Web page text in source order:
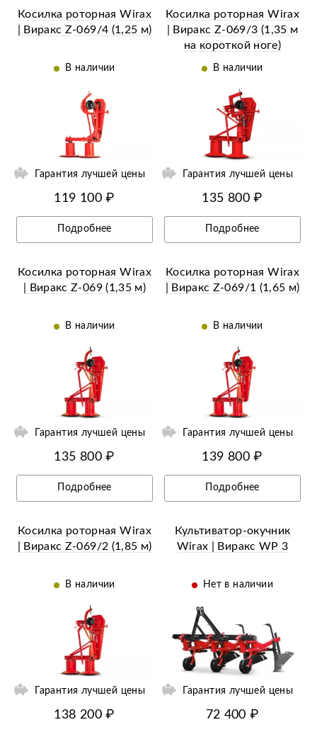
Косилка роторная Wirax
| Виракс Z-069/4 (1,25 м)
В наличии
Гарантия лучшей цены
119 100 ₽
Подробнее
Косилка роторная Wirax
| Виракс Z-069/3 (1,35 м
на короткой ноге)
В наличии
Ещё 14 фотографий
Гарантия лучшей цены
135 800 ₽
Подробнее
Косилка роторная Wirax
| Виракс Z-069 (1,35 м)
В наличии
Гарантия лучшей цены
135 800 ₽
Подробнее
Косилка роторная Wirax
| Виракс Z-069/1 (1,65 м)
В наличии
Ещё 9 фотографий
Гарантия лучшей цены
139 800 ₽
Подробнее
Косилка роторная Wirax
| Виракс Z-069/2 (1,85 м)
В наличии
Гарантия лучшей цены
138 200 ₽
Культиватор-окучник
Wirax | Виракс WP 3
Нет в наличии
Ещё 4 фотографии
Гарантия лучшей цены
72 400 ₽